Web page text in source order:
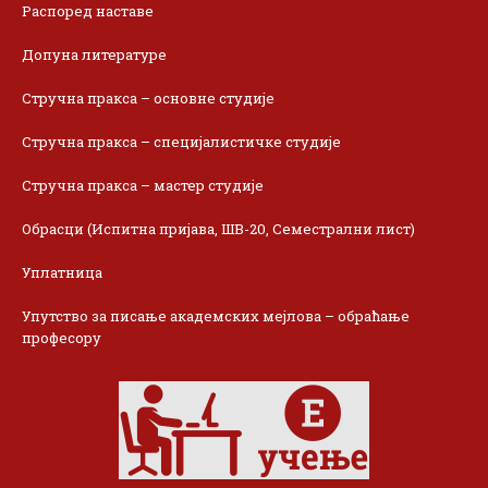
Распоред наставе
Допуна литературе
Стручна пракса – основне студије
Стручна пракса – специјалистичке студије
Стручна пракса – мастер студије
Обрасци (Испитна пријава, ШВ-20, Семестрални лист)
Уплатница
Упутство за писање академских мејлова – обраћање
професору